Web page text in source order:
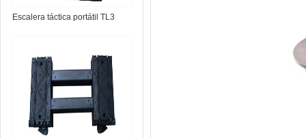
Escalera táctica portátil TL3